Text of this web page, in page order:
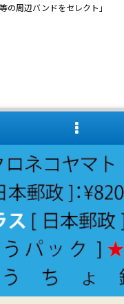
周辺バンドをセレクト」